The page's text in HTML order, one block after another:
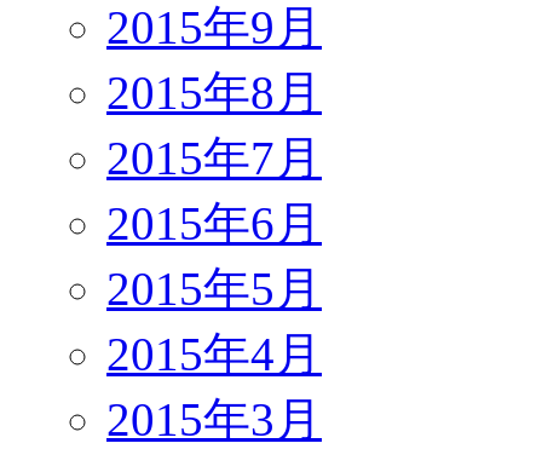
2015年9月
2015年8月
2015年7月
2015年6月
2015年5月
2015年4月
2015年3月